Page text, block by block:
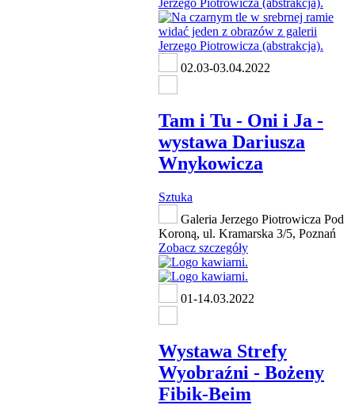
02.03-03.04.2022
Tam i Tu - Oni i Ja -
wystawa Dariusza
Wnykowicza
Sztuka
Galeria Jerzego Piotrowicza Pod
Koroną, ul. Kramarska 3/5, Poznań
Zobacz szczegóły
01-14.03.2022
Wystawa Strefy
Wyobraźni - Bożeny
Fibik-Beim